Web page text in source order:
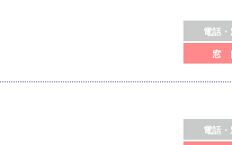
電話・
窓
電話・